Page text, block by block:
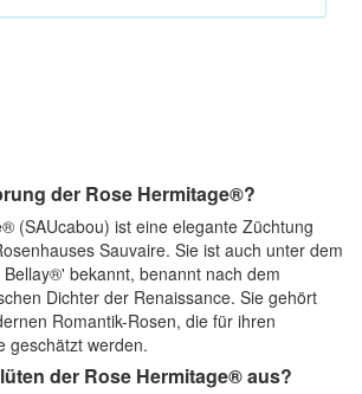
der Rose Hermitage®?
(SAUcabou) ist eine elegante Züchtung
Sauvaire. Sie ist auch unter dem
bekannt, benannt nach dem
Dichter der Renaissance. Sie gehört
Romantik-Rosen, die für ihren
geschätzt werden.
der Rose Hermitage® aus?